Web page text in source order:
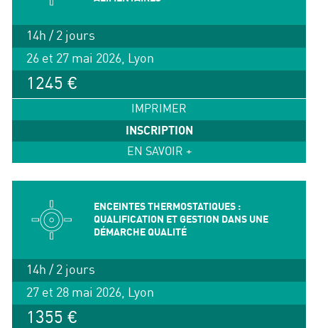
14h / 2 jours
26 et 27 mai 2026, Lyon
1245 €
IMPRIMER
INSCRIPTION
EN SAVOIR +
ENCEINTES THERMOSTATIQUES :
QUALIFICATION ET GESTION DANS UNE
DÉMARCHE QUALITÉ
14h / 2 jours
27 et 28 mai 2026, Lyon
1355 €